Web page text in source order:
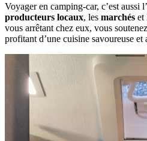
Voyager en camping‑car, c’est aussi
producteurs locaux, les marchés et
vous arrêtant chez eux, vous
profitant d’une cuisine savoureuse et